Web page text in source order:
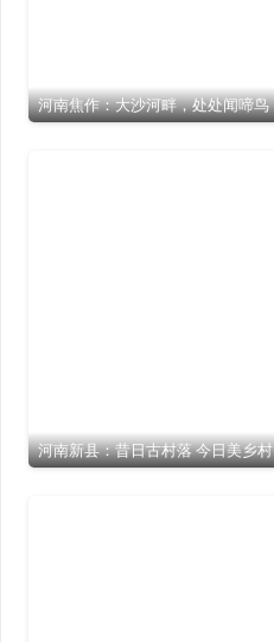
河南焦作：大沙河畔，处处闻啼鸟
河南新县：昔日古村落 今日美乡村